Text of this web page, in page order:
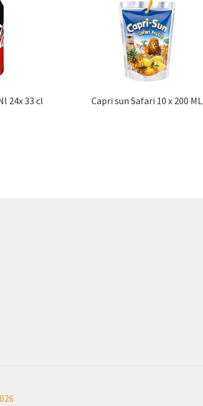
24x 33 cl Capri sun Safari 10 x 200 ML